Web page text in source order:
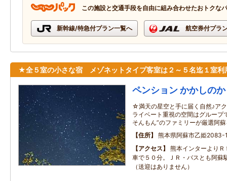
この施設と交通手段を自由に組み合わせたおトクな
新幹線/特急付プラン一覧へ 航空券付プラ
★全５室の小さな宿 メゾネットタイプ客室は２～５名迄１室利
ペンション かかしの
☆満天の星空と手に届く自然♪ア
ライベート重視の空間はグルー
そんもん”のファミリーが厳選阿
住所
熊本県阿蘇市乙姫2083-
アクセス
熊本インターより
車で５０分。ＪＲ・バスとも阿蘇
（送迎はありません）